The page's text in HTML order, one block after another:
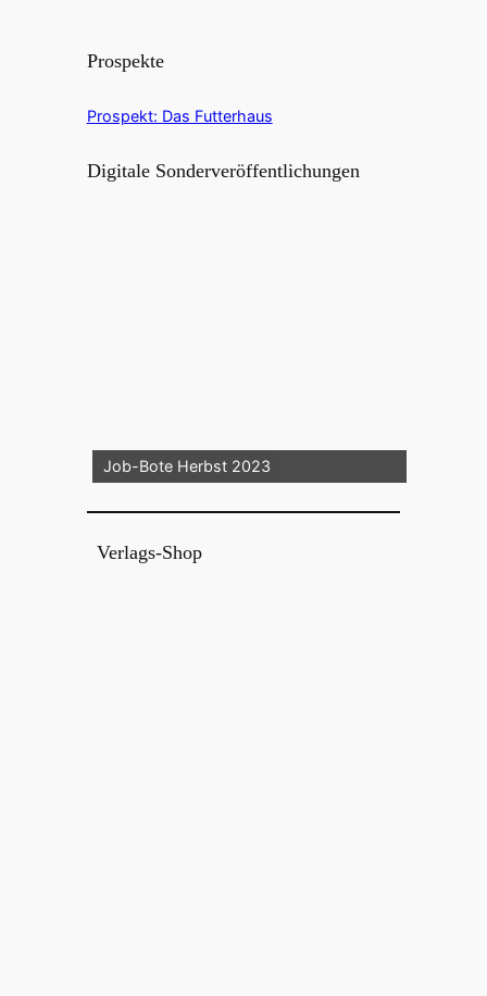
Prospekte
Prospekt: Das Futterhaus
Digitale Sonderveröffentlichungen
Job-Bote Herbst 2023
Verlags-Shop